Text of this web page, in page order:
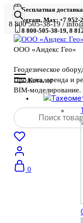
Бесплатная
Telegram, Max: +7 952-
8 800-505-38-19, 8
8 800 505-38-19 /
ООО «Андекс Гео»
Геодезическое
Продажа, аренда и
BIM-
Поиск
товаров
0
Каталог